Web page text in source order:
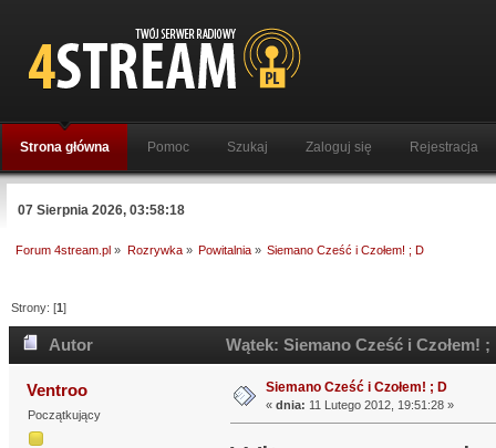
Strona główna Pomoc Szukaj Zaloguj się Rejestracja
07 Sierpnia 2026, 03:58:18
Forum 4stream.pl » Rozrywka» Powitalnia» Siemano Cześć i Czołem! ; D
Strony: [1]
Autor Wątek: Siemano Cześć i Czołem!
Ventroo
Początkujący
Siemano Cześć i Czołem! ; D
« dnia: 11 Lutego 2012, 19:51:28 »